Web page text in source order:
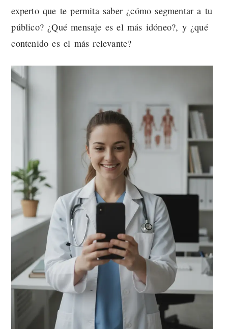
experto que te permita saber ¿cómo segmentar a tu
público? ¿Qué mensaje es el más idóneo?, y ¿qué
contenido es el más relevante?